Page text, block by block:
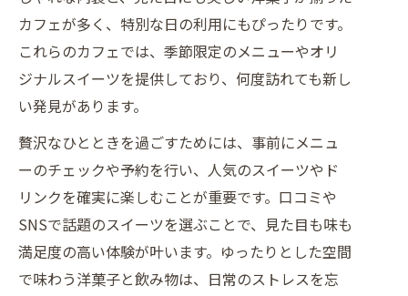
カフェが多く、特別な日の利用にもぴったりです。
これらのカフェでは、季節限定のメニューやオリ
ジナルスイーツを提供しており、何度訪れても新し
い発見があります。
贅沢なひとときを過ごすためには、事前にメニュ
ーのチェックや予約を行い、人気のスイーツやド
リンクを確実に楽しむことが重要です。口コミや
SNSで話題のスイーツを選ぶことで、見た目も味も
満足度の高い体験が叶います。ゆったりとした空間
で味わう洋菓子と飲み物は、日常のストレスを忘